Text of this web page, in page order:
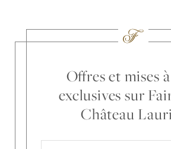
Offres et mises
exclusives sur
Château